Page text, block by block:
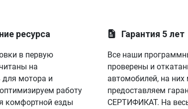
ресурса
в первую
на
для мотора и
работу
комфортной езды
Гарантия 5 лет
Все наши
проверены и
автомобилей, на
предоставляем
СЕРТИФИКАТ. На